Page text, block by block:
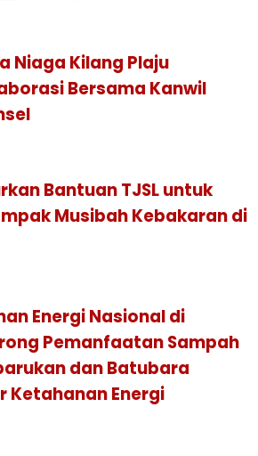
Niaga Kilang Plaju
Bersama Kanwil
Bantuan TJSL untuk
Musibah Kebakaran di
Energi Nasional di
Pemanfaatan Sampah
dan Batubara
Ketahanan Energi